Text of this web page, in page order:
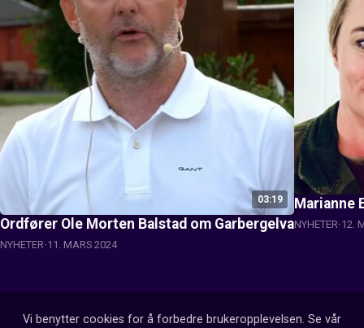
03:19
Ordfører Ole Morten Balstad om Garbergelva
NYHETER 11. MARS 2024
Marianne
NYHETER 12.
Vi benytter cookies for å forbedre brukeropplevelsen. Se vår